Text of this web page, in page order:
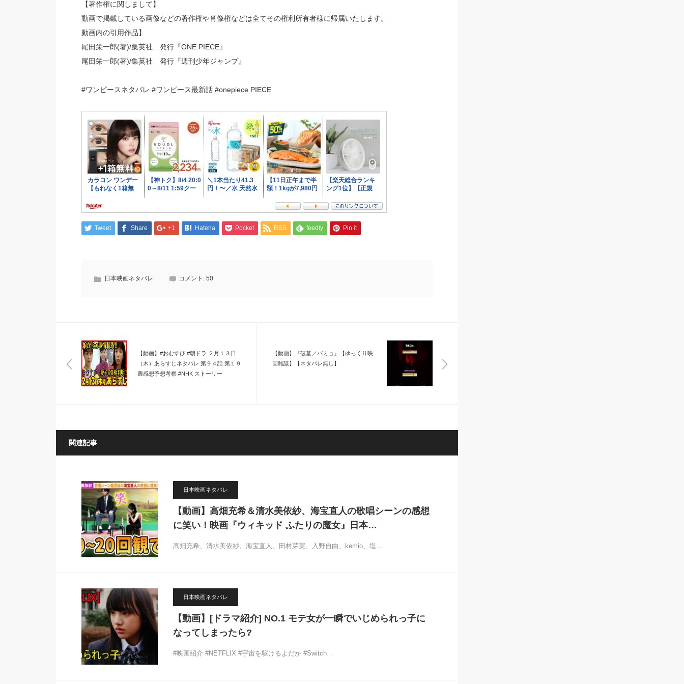
【著作権に関しまして】
動画で掲載している画像などの著作権や肖像権などは全てその権利所有者様に帰属いたします。
動画内の引用作品】
尾田栄一郎(著)/集英社 発行『ONE PIECE』
尾田栄一郎(著)/集英社 発行『週刊少年ジャンプ』
#ワンピースネタバレ #ワンピース最新話 #onepiece PIECE
Tweet Share +1 Hatena Pocket RSS feedly Pin it
日本映画ネタバレ コメント: 50
【動画】#おむすび #朝ドラ ２月１３日
（木）あらすじネタバレ 第９４話 第１９
週感想予想考察 #NHK ストーリー
【動画】『破墓／パミョ』【ゆっくり映
画雑談】【ネタバレ無し】
関連記事
日本映画ネタバレ
【動画】高畑充希＆清水美依紗、海宝直人の歌唱シーンの感想
に笑い！映画『ウィキッド ふたりの魔女』日本…
高畑充希、清水美依紗、海宝直人、田村芽実、入野自由、kemio、塩…
日本映画ネタバレ
【動画】[ドラマ紹介] NO.1 モテ女が一瞬でいじめられっ子に
なってしまったら?
#映画紹介 #NETFLIX #宇宙を駆けるよだか #Switch…